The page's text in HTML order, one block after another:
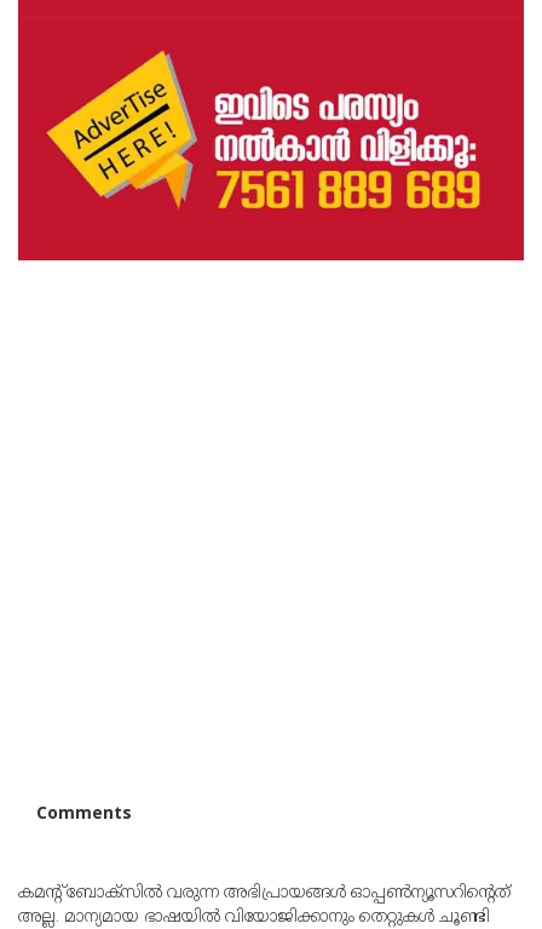
Comments
കമന്റ് ബോക്‌സില്‍ വരുന്ന അഭിപ്രായങ്ങള്‍ ഓപ്പൺന്യൂസറിന്റെത്
അല്ല. മാന്യമായ ഭാഷയില്‍ വിയോജിക്കാനും തെറ്റുകള്‍ ചൂണ്ടി